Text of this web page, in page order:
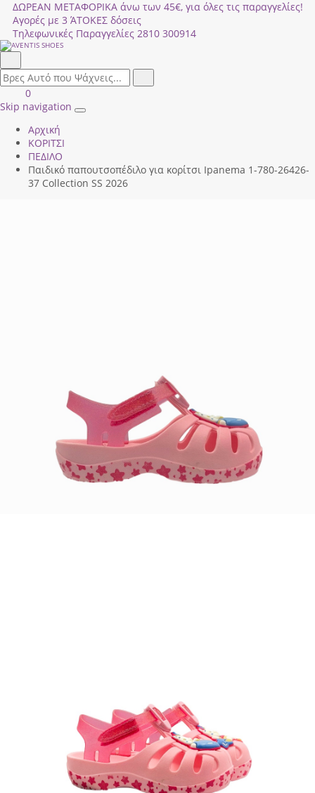
ΔΩΡΕΑΝ ΜΕΤΑΦΟΡΙΚΑ άνω των 45€, για όλες τις παραγγελίες!
Αγορές με 3 ΆΤΟΚΕΣ δόσεις
Τηλεφωνικές Παραγγελίες 2810 300914
field.search
Είσοδος
|
ΚΑΛΑΘΙ
ΑΓΟΡΩΝ
0
Skip navigation
Toggle
Αρχική
ΚΟΡΙΤΣΙ
ΠΕΔΙΛΟ
Παιδικό παπουτσοπέδιλο για κορίτσι Ipanema 1-780-26426-
37 Collection SS 2026